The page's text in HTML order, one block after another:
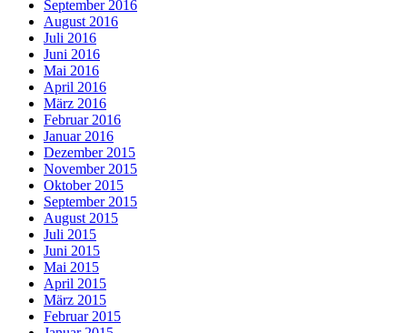
September 2016
August 2016
Juli 2016
Juni 2016
Mai 2016
April 2016
März 2016
Februar 2016
Januar 2016
Dezember 2015
November 2015
Oktober 2015
September 2015
August 2015
Juli 2015
Juni 2015
Mai 2015
April 2015
März 2015
Februar 2015